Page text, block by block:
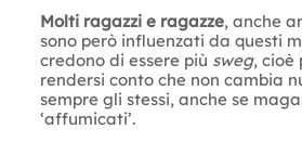
Molti ragazzi e ragazze, anche
sono però influenzati da questi
credono di essere più sweg, cioè
rendersi conto che non cambia
sempre gli stessi, anche se
‘affumicati’.